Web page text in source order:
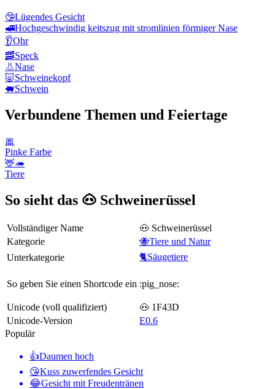
🤥Lügendes Gesicht
🚅Hochgeschwindig keitszug mit stromlinien förmiger Nase
👂Ohr
🥓Speck
👃Nase
🐷Schweinekopf
🐖Schwein
Verbundene Themen und Feiertage
🎀
Pinke Farbe
🦌🦔
Tiere
So sieht das 🐽 Schweinerüssel
Vollständiger Name
🐽 Schweinerüssel
Kategorie
🐝Tiere und Natur
Unterkategorie
🐈Säugetiere
So geben Sie einen Shortcode ein :pig_nose:
Unicode (voll qualifiziert)
🐽 1F43D
Unicode-Version
E0.6
Populär
👍Daumen hoch
😘Kuss zuwerfendes Gesicht
😂Gesicht mit Freudentränen